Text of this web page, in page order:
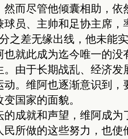
而尽管他倾囊相助，依
球员、主帅和足协主席
之差无缘出线，他未能
也就此成为迄今唯一的
。由于长期战乱、经济发
动。维阿也逐渐意识到，
国家的面貌。
就和声望，维阿成为
民所做的这些努力，也使